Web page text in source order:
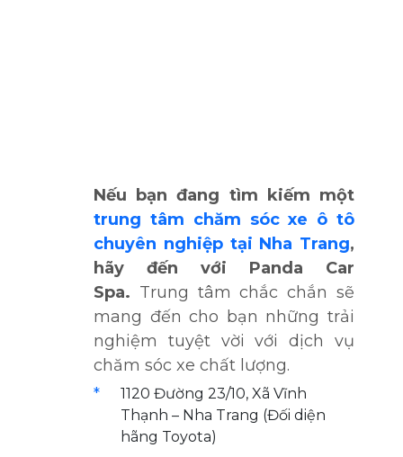
Nếu bạn đang tìm kiếm một
trung tâm chăm sóc xe ô tô
chuyên nghiệp tại Nha Trang,
hãy đến với Panda Car
Spa. Trung tâm chắc chắn sẽ
mang đến cho bạn những trải
nghiệm tuyệt vời với dịch vụ
chăm sóc xe chất lượng.
1120 Đường 23/10, Xã Vĩnh
Thạnh – Nha Trang (Đối diện
hãng Toyota)